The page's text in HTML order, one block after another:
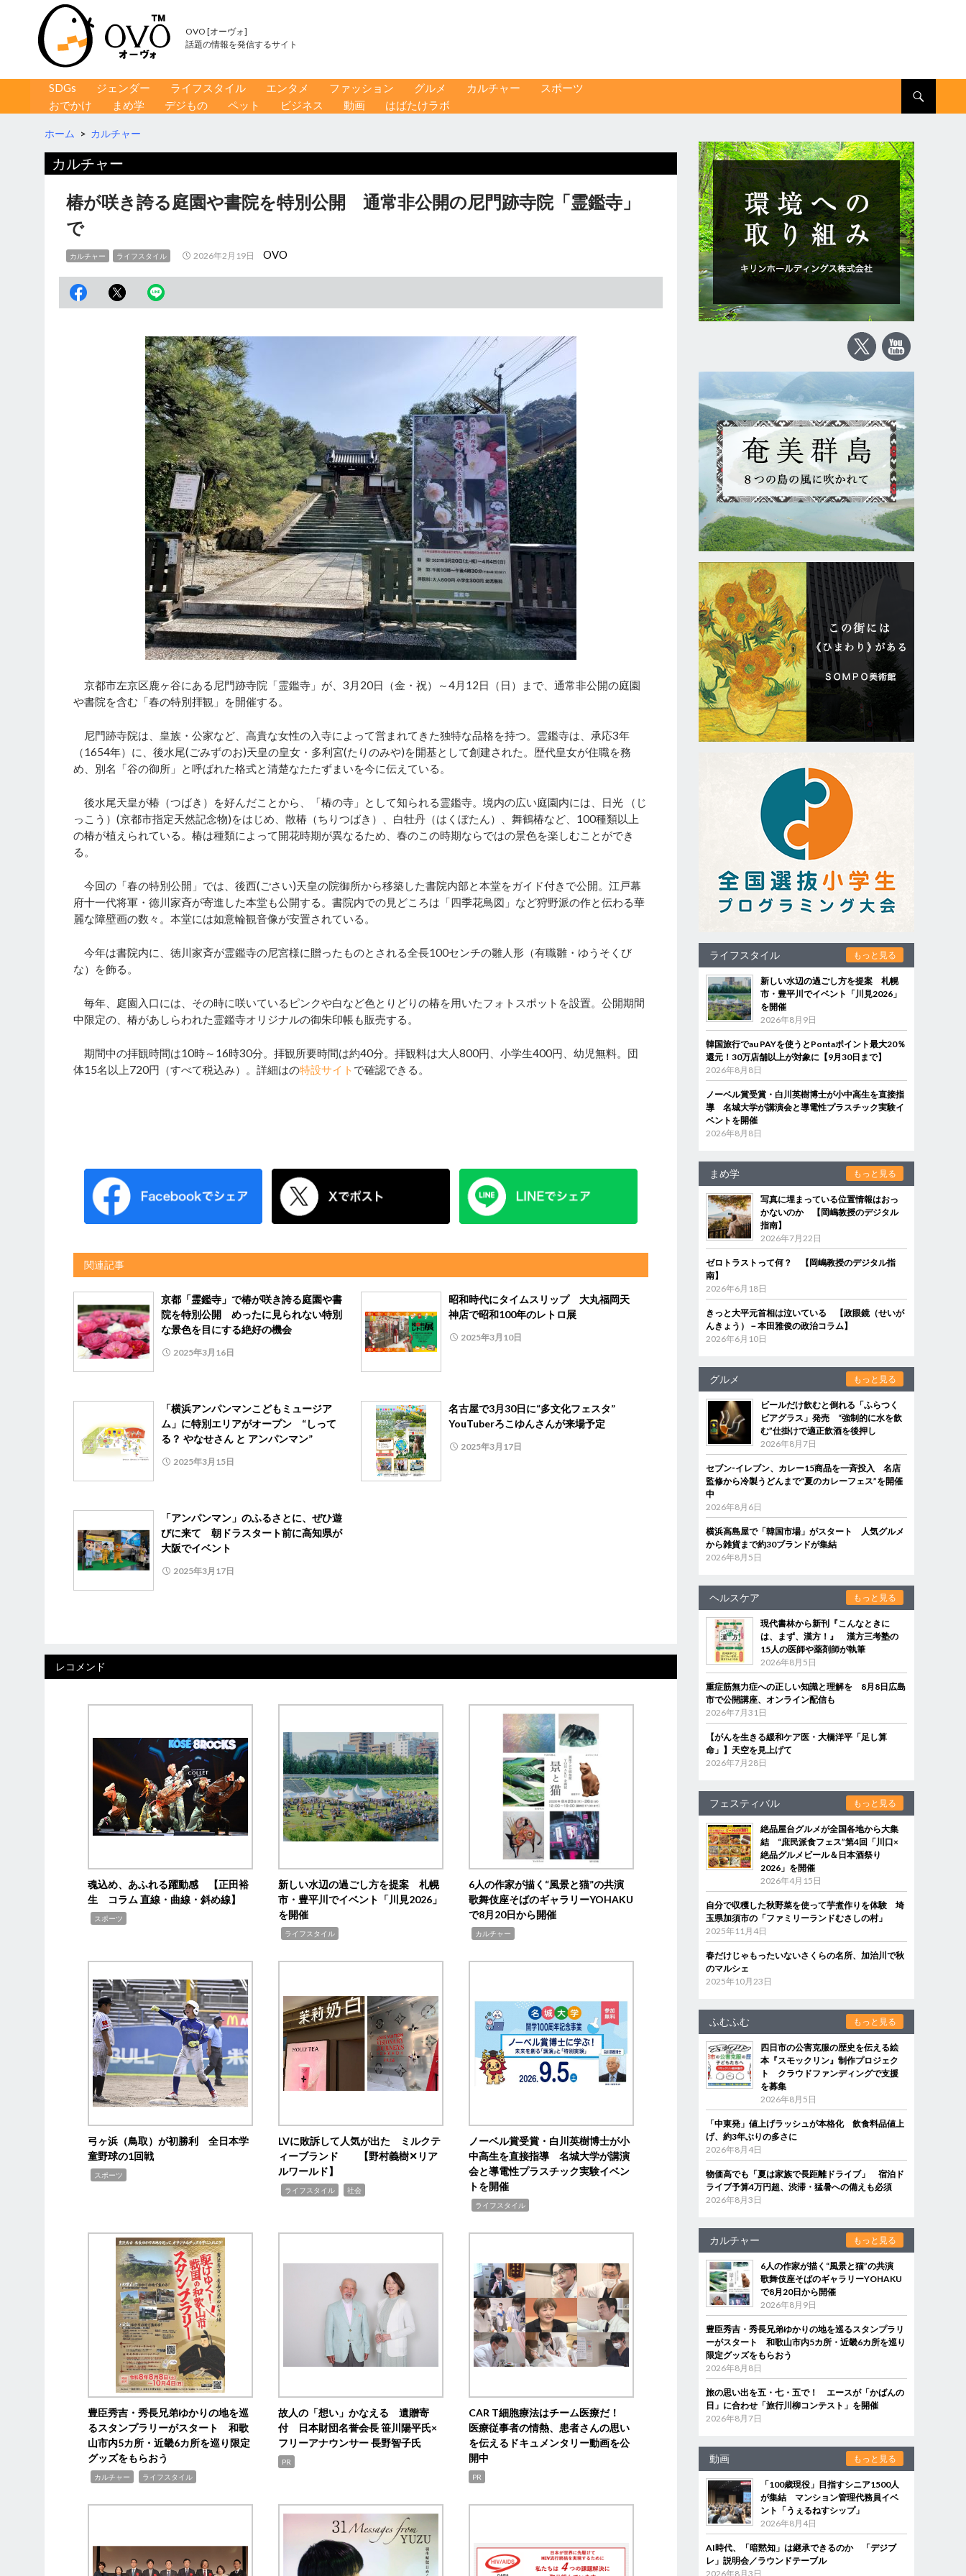
OVO [オーヴォ]
話題の情報を発信するサイト
コンテンツへ移動
SDGs ジェンダー ライフスタイル エンタメ ファッション グルメ カルチャー
スポーツ
おでかけ
まめ学 デジもの ペット ビジネス 動画 はばたけラボ
ホーム > カルチャー
カルチャー
椿が咲き誇る庭園や書院を特別公開 通常非公開の尼門跡寺院「霊鑑寺」
で
カルチャー ライフスタイル 2026年2月19日 OVO
京都市左京区鹿ヶ谷にある尼門跡寺院「霊鑑寺」が、3月20日（金・祝）～4月12日（日）まで、通常非公開の庭園
や書院を含む「春の特別拝観」を開催する。
尼門跡寺院は、皇族・公家など、高貴な女性の入寺によって営まれてきた独特な品格を持つ。霊鑑寺は、承応3年
（1654年）に、後水尾(ごみずのお)天皇の皇女・多利宮(たりのみや)を開基として創建された。歴代皇女が住職を務
め、別名「谷の御所」と呼ばれた格式と清楚なたたずまいを今に伝えている。
後水尾天皇が椿（つばき）を好んだことから、「椿の寺」として知られる霊鑑寺。境内の広い庭園内には、日光 （じ
っこう）(京都市指定天然記念物)をはじめ、散椿（ちりつばき）、白牡丹（はくぼたん）、舞鶴椿など、100種類以上
の椿が植えられている。椿は種類によって開花時期が異なるため、春のこの時期ならではの景色を楽しむことができ
る。
今回の「春の特別公開」では、後西(ごさい)天皇の院御所から移築した書院内部と本堂をガイド付きで公開。江戸幕
府十一代将軍・徳川家斉が寄進した本堂も公開する。書院内での見どころは「四季花鳥図」など狩野派の作と伝わる華
麗な障壁画の数々。本堂には如意輪観音像が安置されている。
今年は書院内に、徳川家斉が霊鑑寺の尼宮様に贈ったものとされる全長100センチの雛人形（有職雛・ゆうそくび
な）を飾る。
毎年、庭園入口には、その時に咲いているピンクや白など色とりどりの椿を用いたフォトスポットを設置。公開期間
中限定の、椿があしらわれた霊鑑寺オリジナルの御朱印帳も販売する。
期間中の拝観時間は10時～16時30分。拝観所要時間は約40分。拝観料は大人800円、小学生400円、幼児無料。団
体15名以上720円（すべて税込み）。詳細はの特設サイト で確認できる。
関連記事
京都「霊鑑寺」で椿が咲き誇る庭園や書
院を特別公開 めったに見られない特別
な景色を目にする絶好の機会
2025年3月16日
昭和時代にタイムスリップ 大丸福岡天
神店で昭和100年のレトロ展
2025年3月10日
「横浜アンパンマンこどもミュージア
ム」に特別エリアがオープン “しって
る？ やなせさん と アンパンマン”
2025年3月15日
名古屋で3月30日に“多文化フェスタ”
YouTuberろこゆんさんが来場予定
2025年3月17日
「アンパンマン」のふるさとに、ぜひ遊
びに来て 朝ドラスタート前に高知県が
大阪でイベント
2025年3月17日
レコメンド
魂込め、あふれる躍動感 【正田裕
生 コラム 直線・曲線・斜め線】
スポーツ
新しい水辺の過ごし方を提案 札幌
市・豊平川でイベント「川見2026」
を開催
ライフスタイル
6人の作家が描く“風景と猫”の共演
歌舞伎座そばのギャラリーYOHAKU
で8月20日から開催
カルチャー
弓ヶ浜（鳥取）が初勝利 全日本学
童野球の1回戦
スポーツ
LVに敗訴して人気が出た ミルクテ
ィーブランド 【野村義樹✕リア
ルワールド】
ライフスタイル 社会
ノーベル賞受賞・白川英樹博士が小
中高生を直接指導 名城大学が講演
会と導電性プラスチック実験イベン
トを開催
ライフスタイル
豊臣秀吉・秀長兄弟ゆかりの地を巡
るスタンプラリーがスタート 和歌
山市内5カ所・近畿6カ所を巡り限定
グッズをもらおう
カルチャー ライフスタイル
故人の「想い」かなえる 遺贈寄
付 日本財団名誉会長 笹川陽平氏×
フリーアナウンサー 長野智子氏
PR
CAR T細胞療法はチーム医療だ！
医療従事者の情熱、患者さんの思い
を伝えるドキュメンタリー動画を公
開中
PR
ライフスタイル もっと見る
新しい水辺の過ごし方を提案 札幌
市・豊平川でイベント「川見2026」
を開催
2026年8月9日
韓国旅行でau PAYを使うとPontaポイント最大20％
還元！30万店舗以上が対象に【9月30日まで】
2026年8月8日
ノーベル賞受賞・白川英樹博士が小中高生を直接指
導 名城大学が講演会と導電性プラスチック実験イ
ベントを開催
2026年8月8日
まめ学 もっと見る
写真に埋まっている位置情報はおっ
かないのか 【岡嶋教授のデジタル
指南】
2026年7月22日
ゼロトラストって何？ 【岡嶋教授のデジタル指
南】
2026年6月18日
きっと大平元首相は泣いている 【政眼鏡（せいが
んきょう）－本田雅俊の政治コラム】
2026年6月10日
グルメ もっと見る
ビールだけ飲むと倒れる「ふらつく
ビアグラス」発売 “強制的に水を飲
む”仕掛けで適正飲酒を後押し
2026年8月7日
セブン‐イレブン、カレー15商品を一斉投入 名店
監修から冷製うどんまで“夏のカレーフェス”を開催
中
2026年8月6日
横浜高島屋で「韓国市場」がスタート 人気グルメ
から雑貨まで約30ブランドが集結
2026年8月5日
ヘルスケア もっと見る
現代書林から新刊『こんなときに
は、まず、漢方！』 漢方三考塾の
15人の医師や薬剤師が執筆
2026年8月5日
重症筋無力症への正しい知識と理解を 8月8日広島
市で公開講座、オンライン配信も
2026年7月31日
【がんを生きる緩和ケア医・大橋洋平「足し算
命」】天空を見上げて
2026年7月28日
フェスティバル もっと見る
絶品屋台グルメが全国各地から大集
結 “庶民派食フェス”第4回「川口×
絶品グルメビール＆日本酒祭り
2026」を開催
2026年4月15日
自分で収穫した秋野菜を使って芋煮作りを体験 埼
玉県加須市の「ファミリーランドむさしの村」
2025年11月4日
春だけじゃもったいないさくらの名所、加治川で秋
のマルシェ
2025年10月23日
ふむふむ もっと見る
四日市の公害克服の歴史を伝える絵
本『スモックリン』制作プロジェク
ト クラウドファンディングで支援
を募集
2026年8月5日
「中東発」値上げラッシュが本格化 飲食料品値上
げ、約3年ぶりの多さに
2026年8月4日
物価高でも「夏は家族で長距離ドライブ」 宿泊ド
ライブ予算4万円超、渋滞・猛暑への備えも必須
2026年8月3日
カルチャー もっと見る
6人の作家が描く“風景と猫”の共演
歌舞伎座そばのギャラリーYOHAKU
で8月20日から開催
2026年8月9日
豊臣秀吉・秀長兄弟ゆかりの地を巡るスタンプラリ
ーがスタート 和歌山市内5カ所・近畿6カ所を巡り
限定グッズをもらおう
2026年8月8日
旅の思い出を五・七・五で！ エースが「かばんの
日」に合わせ「旅行川柳コンテスト」を開催
2026年8月7日
動画 もっと見る
「100歳現役」目指すシニア1500人
が集結 マンション管理代務員イベ
ント「うぇるねすシップ」
2026年8月4日
AI時代、「暗黙知」は継承できるのか 「デジブ
レ」説明会／ラウンドテーブル
2026年8月3日